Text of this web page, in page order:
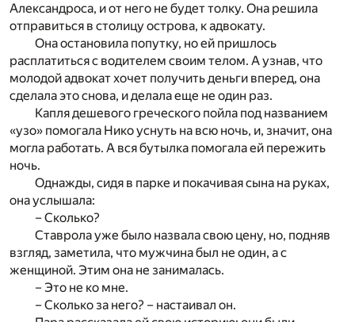
Александроса, и от него не будет толку. Она решила
отправиться в столицу острова, к адвокату.
Она остановила попутку, но ей пришлось
расплатиться с водителем своим телом. А узнав, что
молодой адвокат хочет получить деньги вперед, она
сделала это снова, и делала еще не один раз.
Капля дешевого греческого пойла под названием
«узо» помогала Нико уснуть на всю ночь, и, значит, она
могла работать. А вся бутылка помогала ей пережить
ночь.
Однажды, сидя в парке и покачивая сына на руках,
она услышала:
– Сколько?
Ставрола уже было назвала свою цену, но, подняв
взгляд, заметила, что мужчина был не один, а с
женщиной. Этим она не занималась.
– Это не ко мне.
– Сколько за него? – настаивал он.